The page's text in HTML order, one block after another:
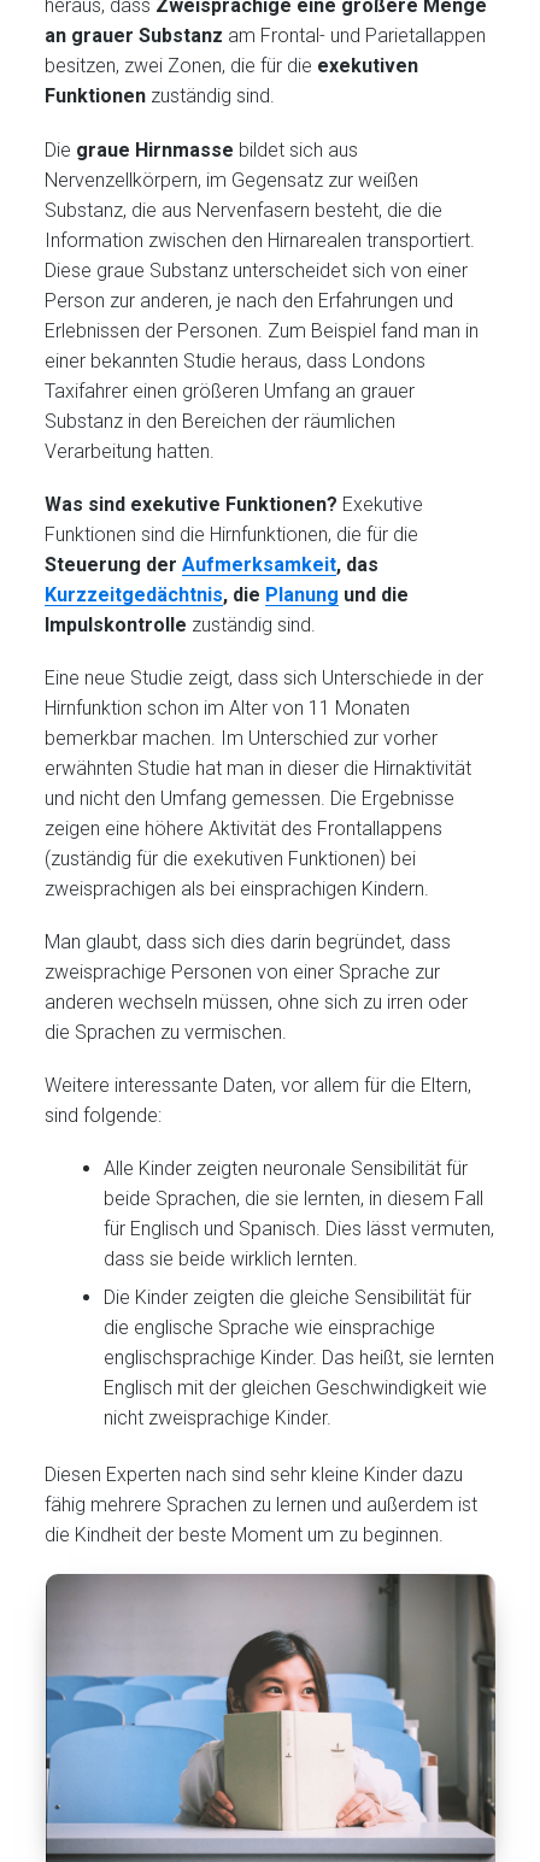
heraus, dass Zweisprachige eine größere Menge
an grauer Substanz am Frontal- und Parietallappen
besitzen, zwei Zonen, die für die exekutiven
Funktionen zuständig sind.
Die graue Hirnmasse bildet sich aus
Nervenzellkörpern, im Gegensatz zur weißen
Substanz, die aus Nervenfasern besteht, die die
Information zwischen den Hirnarealen transportiert.
Diese graue Substanz unterscheidet sich von einer
Person zur anderen, je nach den Erfahrungen und
Erlebnissen der Personen. Zum Beispiel fand man in
einer bekannten Studie heraus, dass Londons
Taxifahrer einen größeren Umfang an grauer
Substanz in den Bereichen der räumlichen
Verarbeitung hatten.
Was sind exekutive Funktionen? Exekutive
Funktionen sind die Hirnfunktionen, die für die
Steuerung derAufmerksamkeit, das
Kurzzeitgedächtnis, die Planung und die
Impulskontrolle zuständig sind.
Eine neue Studie zeigt, dass sich Unterschiede in der
Hirnfunktion schon im Alter von 11 Monaten
bemerkbar machen. Im Unterschied zur vorher
erwähnten Studie hat man in dieser die Hirnaktivität
und nicht den Umfang gemessen. Die Ergebnisse
zeigen eine höhere Aktivität des Frontallappens
(zuständig für die exekutiven Funktionen) bei
zweisprachigen als bei einsprachigen Kindern.
Man glaubt, dass sich dies darin begründet, dass
zweisprachige Personen von einer Sprache zur
anderen wechseln müssen, ohne sich zu irren oder
die Sprachen zu vermischen.
Weitere interessante Daten, vor allem für die Eltern,
sind folgende:
Alle Kinder zeigten neuronale Sensibilität für
beide Sprachen, die sie lernten, in diesem Fall
für Englisch und Spanisch. Dies lässt vermuten,
dass sie beide wirklich lernten.
Die Kinder zeigten die gleiche Sensibilität für
die englische Sprache wie einsprachige
englischsprachige Kinder. Das heißt, sie lernten
Englisch mit der gleichen Geschwindigkeit wie
nicht zweisprachige Kinder.
Diesen Experten nach sind sehr kleine Kinder dazu
fähig mehrere Sprachen zu lernen und außerdem ist
die Kindheit der beste Moment um zu beginnen.